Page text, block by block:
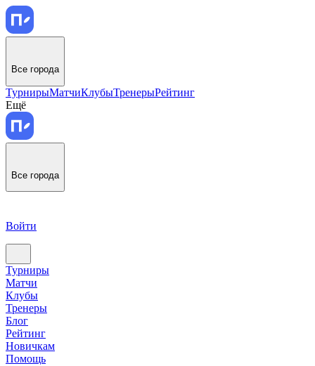
Все города
ТурнирыМатчиКлубыТренерыРейтинг
Ещё
Все города
Войти
Турниры
Матчи
Клубы
Тренеры
Блог
Рейтинг
Новичкам
Помощь